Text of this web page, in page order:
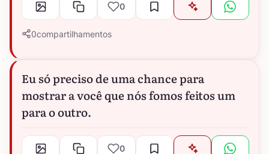
0
0compartilhamentos
Eu só preciso de uma chance para
mostrar a você que nós fomos feitos um
para o outro.
0